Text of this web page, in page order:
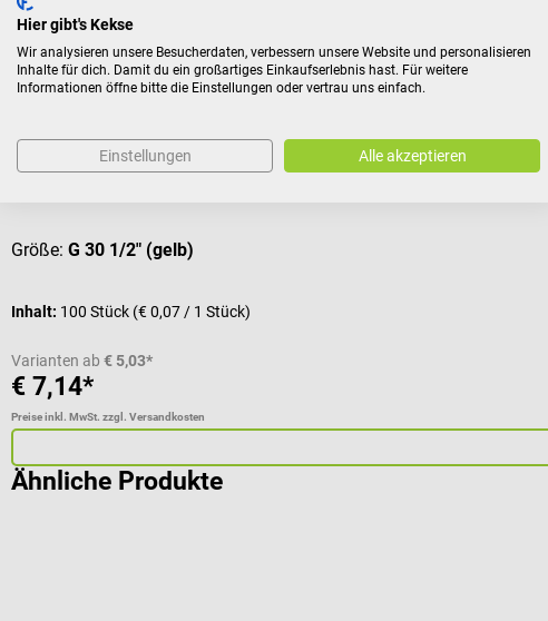
BD
Microlance 3 Sonderkanülen
Einwegkanülen in verschiedenen Größen und mit farblicher Codierung
Größe: G 30 1/2" (gelb)
Inhalt: 100 Stück (€ 0,07 / 1 Stück)
Varianten ab € 5,03*
€ 7,14*
Preise inkl. MwSt. zzgl. Versandkosten
Ähnliche Produkte
Hier gibt's Kekse
Wir analysieren unsere Besucherdaten, verbessern unsere Website und personalisieren
Inhalte für dich. Damit du ein großartiges Einkaufserlebnis hast. Für weitere
Informationen öffne bitte die Einstellungen oder vertrau uns einfach.
Einstellungen Alle akzeptieren